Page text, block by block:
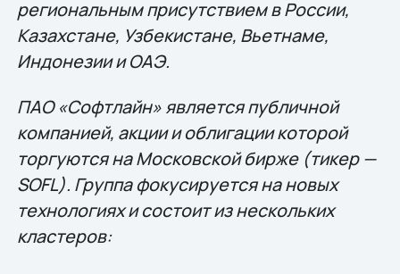
региональным присутствием в России,
Казахстане, Узбекистане, Вьетнаме,
Индонезии и ОАЭ.
ПАО «Софтлайн» является публичной
компанией, акции и облигации которой
торгуются на Московской бирже (тикер —
SOFL). Группа фокусируется на новых
технологиях и состоит из нескольких
кластеров: